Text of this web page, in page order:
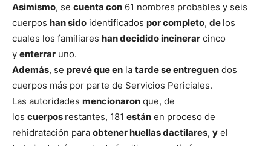
Asimismo, se cuenta con 61 nombres probables y seis
cuerpos han sido identificados por completo, de los
cuales los familiares han decidido incinerar cinco
y enterrar uno.
Además, se prevé que en la tarde se entreguen dos
cuerpos más por parte de Servicios Periciales.
Las autoridades mencionaron que, de
los cuerpos restantes, 181 están en proceso de
rehidratación para obtener huellas dactilares, y el